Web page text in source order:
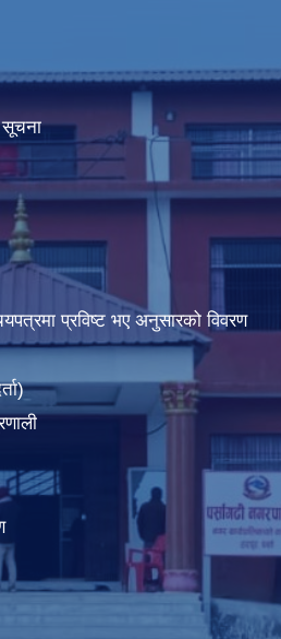
सूचना
प्रविष्ट भए अनुसारको विवरण